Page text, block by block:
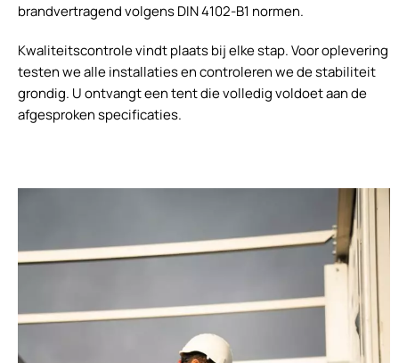
brandvertragend volgens DIN 4102-B1 normen.
Kwaliteitscontrole vindt plaats bij elke stap. Voor oplevering
testen we alle installaties en controleren we de stabiliteit
grondig. U ontvangt een tent die volledig voldoet aan de
afgesproken specificaties.